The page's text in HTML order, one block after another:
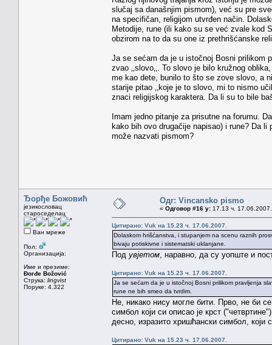
slučaj sa današnjim pismom), već su pre
na specifičan, religijom utvrđen način.
Metodije, rune (ili kako su se već zvale kod
obzirom na to da su one iz prethrišćanske
Ja se sećam da je u istočnoj Bosni prilikom
zvao ‚‚slovo‚‚. To slovo je bilo kružnog
me kao dete, bunilo to što se zove slovo, a
starije pitao ‚‚koje je to slovo, mi to nismo
znaci religijskog karaktera. Da li su to bile
Imam jedno pitanje za prisutne na forumu.
kako bih ovo drugačije napisao) i rune? Da
može nazvati pismom?
Ђорђе Божовић
језикословац
староседелац
Ван мреже
Пол:
Организација:
Име и презиме:
Đorđe Božović
Струка: lingvist
Поруке: 4.322
Одг: Vincansko pismo
« Одговор #16 у: 17.13 ч.
Цитирано: Vuk на 15.23 ч. 17.06.2007.
Dolaskom hrišćanstva, i stupanjem na scenu raznih
bivaju potiskivne i sistematski uklanjane.
Под увјетом , наравно, да су уопште и
Цитирано: Vuk на 15.23 ч. 17.06.2007.
Ja se sećam da je u istočnoj Bosni prilikom pravljenja
rune ne bih smeo da tvrdim.
Не, никако нису могле бити. Прво, не би
симбол који си описао је крст
десно, изразито хришћански симбол, који
Цитирано: Vuk на 15.23 ч. 17.06.2007.